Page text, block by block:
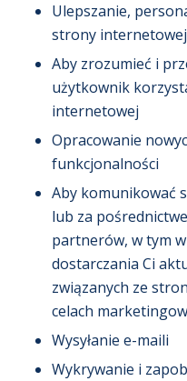
Ulepszanie,
strony internetowej
Aby zrozumieć i
użytkownik
internetowej
Opracowanie
funkcjonalności
Aby komunikować
lub za
partnerów, w tym
dostarczania Ci
związanych ze
celach
Wysyłanie e-maili
Wykrywanie i